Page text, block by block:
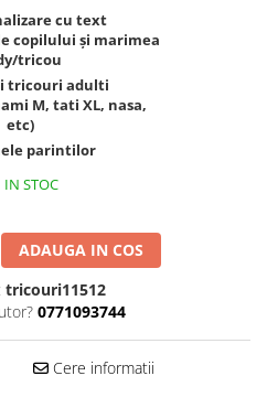
cu text
copilului și marimea
tricou
tricouri adulti
M, tati XL, nasa,
etc)
parintilor
IN STOC
ADAUGA IN COS
tricouri11512
0771093744
Cere informatii